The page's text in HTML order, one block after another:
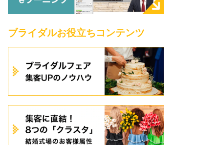
ブライダルお役立ちコンテンツ